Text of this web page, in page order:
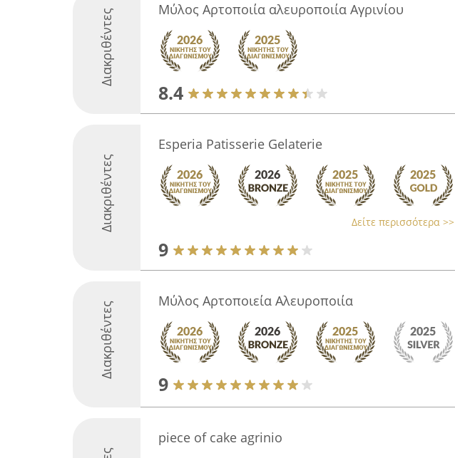
Διακριθέντες Μύλος Αρτοποιία αλευροποιία Αγρινίου
8.4
Διακριθέντες
Esperia Patisserie Gelaterie
Δείτε περισσότερα >>
9
Διακριθέντες Μύλος Αρτοποιεία Αλευροποιία
9
piece of cake agrinio